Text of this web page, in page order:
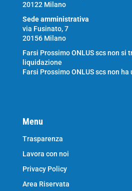
20122 Milano
Sede amministrativa
via Fusinato, 7
20156 Milano
Farsi Prossimo ONLUS scs non si
liquidazione
Farsi Prossimo ONLUS scs non
Menu
Trasparenza
Lavora con noi
Privacy Policy
Area Riservata